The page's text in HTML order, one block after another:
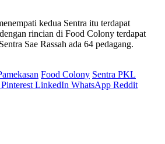
kedua Sentra itu terdapat
rincian di Food Colony terdapat
Sae Rassah ada 64 pedagang.
Food Colony Sentra PKL
Pinterest LinkedIn WhatsApp Reddit